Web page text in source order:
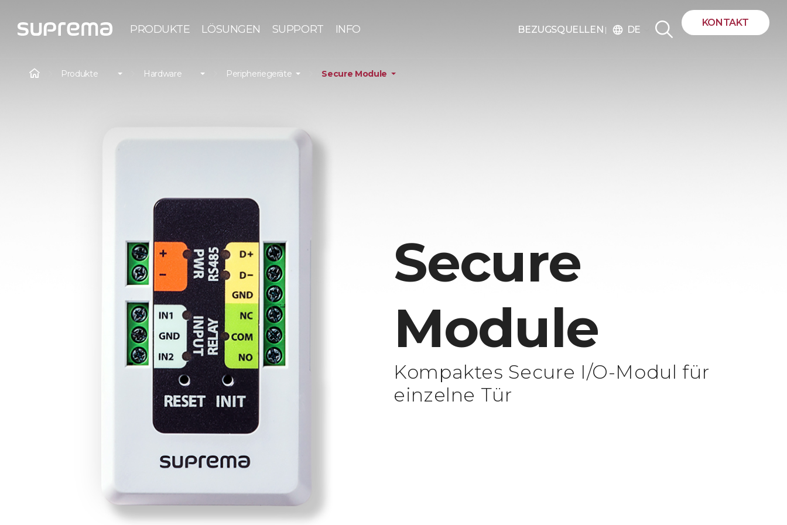
PRODUKTE LÖSUNGEN SUPPORT INFO BEZUGSQUELLEN language DE
KONTAKT
Secure
Module
Kompaktes Secure I/O-Modul für
einzelne Tür
Produkte Hardware Peripheriegeräte Secure Module